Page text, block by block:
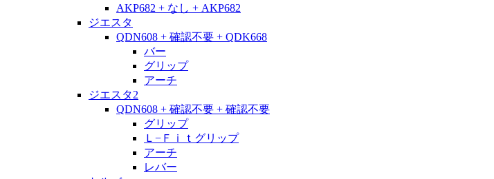
AKP682 + なし + AKP682
ジエスタ
QDN608 + 確認不要 + QDK668
バー
グリップ
アーチ
ジエスタ2
QDN608 + 確認不要 + 確認不要
グリップ
Ｌ−Ｆｉｔグリップ
アーチ
レバー